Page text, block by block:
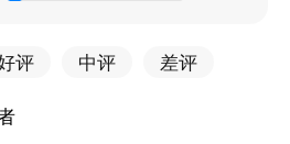
评 中评 差评